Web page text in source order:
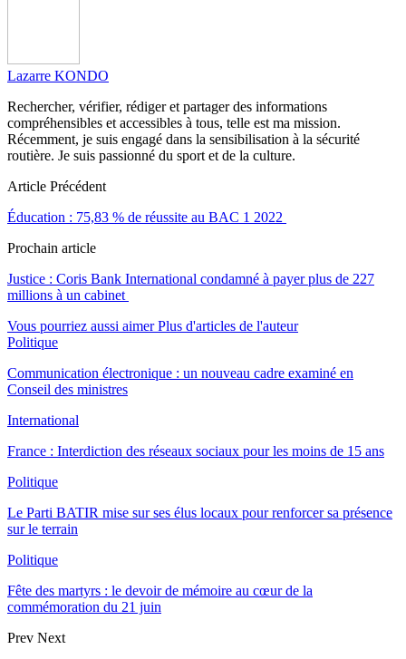
Lazarre KONDO
Rechercher, vérifier, rédiger et partager des informations
compréhensibles et accessibles à tous, telle est ma mission.
Récemment, je suis engagé dans la sensibilisation à la sécurité
routière. Je suis passionné du sport et de la culture.
Article Précédent
Éducation : 75,83 % de réussite au BAC 1 2022
Prochain article
Justice : Coris Bank International condamné à payer plus de 227
millions à un cabinet
Vous pourriez aussi aimer Plus d'articles de l'auteur
Politique
Communication électronique : un nouveau cadre examiné en
Conseil des ministres
International
France : Interdiction des réseaux sociaux pour les moins de 15 ans
Politique
Le Parti BATIR mise sur ses élus locaux pour renforcer sa présence
sur le terrain
Politique
Fête des martyrs : le devoir de mémoire au cœur de la
commémoration du 21 juin
Prev Next